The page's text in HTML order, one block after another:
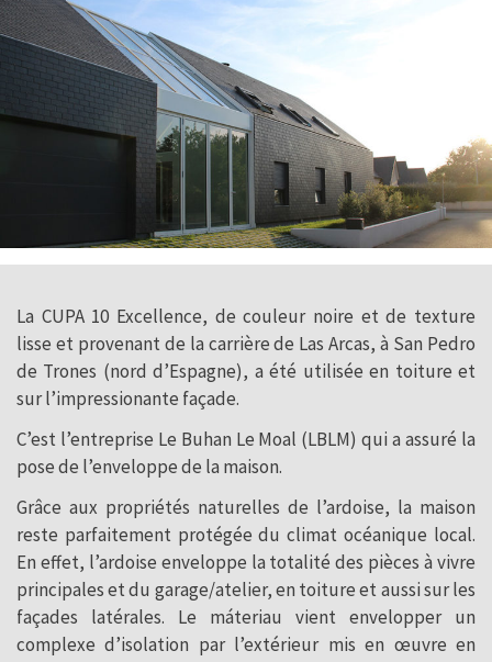
La CUPA 10 Excellence, de couleur noire et de texture
lisse et provenant de la carrière de Las Arcas, à San Pedro
de Trones (nord d’Espagne), a été utilisée en toiture et
sur l’impressionante façade.
C’est l’entreprise Le Buhan Le Moal (LBLM) qui a assuré la
pose de l’enveloppe de la maison.
Grâce aux propriétés naturelles de l’ardoise, la maison
reste parfaitement protégée du climat océanique local.
En effet, l’ardoise enveloppe la totalité des pièces à vivre
principales et du garage/atelier, en toiture et aussi sur les
façades latérales. Le máteriau vient envelopper un
complexe d’isolation par l’extérieur mis en œuvre en